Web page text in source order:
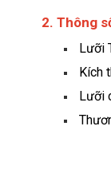
2. Thông
Lưỡi
Kích
Lưỡi